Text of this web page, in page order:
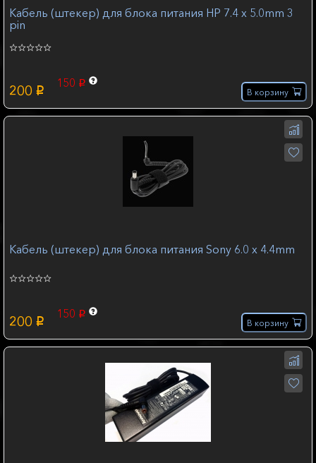
Кабель (штекер) для блока питания HP 7.4 x 5.0mm 3
pin
200 p
150 p
В корзину
Кабель (штекер) для блока питания Sony 6.0 х 4.4mm
200 p
150 p
В корзину